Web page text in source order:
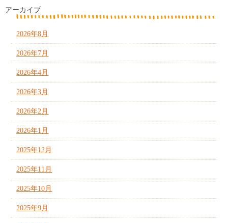
アーカイブ
2026年8月
2026年7月
2026年4月
2026年3月
2026年2月
2026年1月
2025年12月
2025年11月
2025年10月
2025年9月